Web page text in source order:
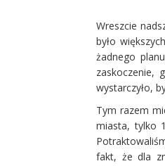
Wreszcie
było
żadnego
zaskoczenie,
wystarczyło,
Tym razem
miasta, tylko
fakt, że dla